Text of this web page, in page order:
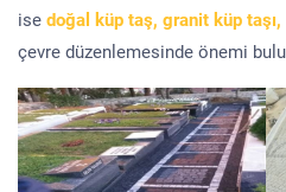
ise doğal küp taş, granit küp taşı,
çevre düzenlemesinde önemi